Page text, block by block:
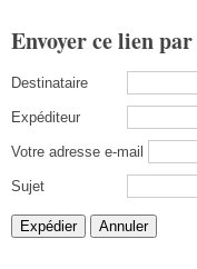
Envoyer ce lien
Destinataire
Expéditeur
Votre adresse e-mail
Sujet
Expédier Annuler